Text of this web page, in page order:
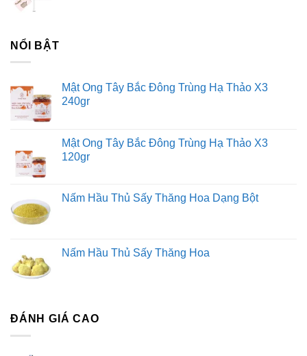
NỔI BẬT
Mật Ong Tây Bắc Đông Trùng Hạ Thảo X3
240gr
Mật Ong Tây Bắc Đông Trùng Hạ Thảo X3
120gr
Nấm Hầu Thủ Sấy Thăng Hoa Dạng Bột
Nấm Hầu Thủ Sấy Thăng Hoa
ĐÁNH GIÁ CAO